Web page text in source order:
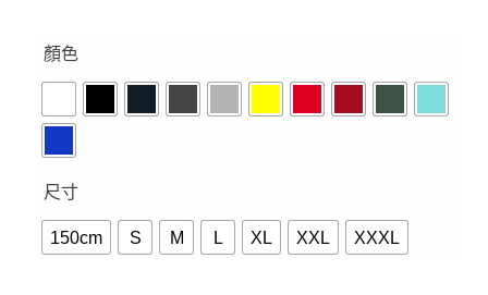
顏色
尺寸
150cm S M L XL XXL XXXL